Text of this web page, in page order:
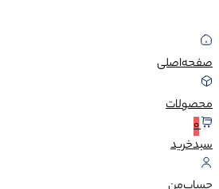
صفحه‌اصلی
محصولات
0
سبد‌خرید